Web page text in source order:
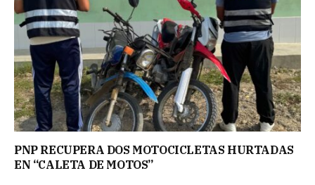
PNP RECUPERA DOS MOTOCICLETAS HURTADAS
EN “CALETA DE MOTOS”